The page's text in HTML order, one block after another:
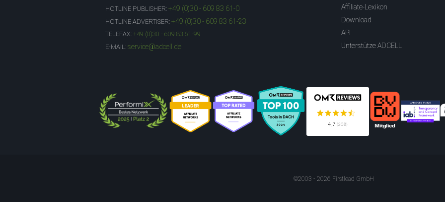
HOTLINE PUBLISHER: +49 (0)30 - 609 83 61-0
HOTLINE ADVERTISER: +49 (0)30 - 609 83 61-23
TELEFAX: +49 (0)30 - 609 83 61-99
E-MAIL: service@adcell.de
Affiliate-Lexikon
Download
API
Unterstütze ADCELL
©2003 - 2026 Firstlead GmbH